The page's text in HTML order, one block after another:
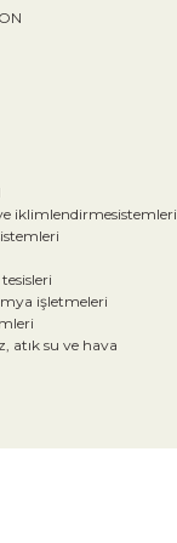
iklimlendirmesistemleri
işletmeleri
atık su ve hava